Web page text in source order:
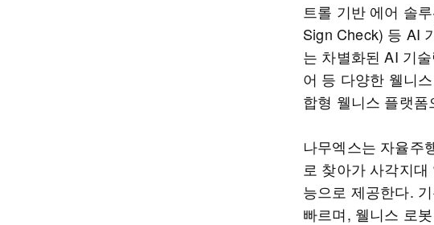
트롤 기반 에어 솔
Sign Check) 등 AI
는 차별화된 AI 기
어 등 다양한 웰니
합형 웰니스 플랫
나무엑스는 자율주
로 찾아가 사각지대
능으로 제공한다.
빠르며, 웰니스 로